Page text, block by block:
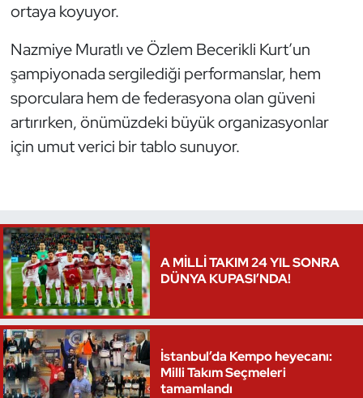
ortaya koyuyor.
Nazmiye Muratlı ve Özlem Becerikli Kurt’un
şampiyonada sergilediği performanslar, hem
sporculara hem de federasyona olan güveni
artırırken, önümüzdeki büyük organizasyonlar
için umut verici bir tablo sunuyor.
A MİLLİ TAKIM 24 YIL SONRA
DÜNYA KUPASI’NDA!
İstanbul’da Kempo heyecanı:
Milli Takım Seçmeleri
tamamlandı